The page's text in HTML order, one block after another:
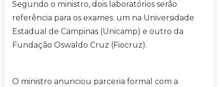
Segundo o ministro, dois laboratórios serão
referência para os exames: um na Universidade
Estadual de Campinas (Unicamp) e outro da
Fundação Oswaldo Cruz (Fiocruz).
O ministro anunciou parceria formal com a